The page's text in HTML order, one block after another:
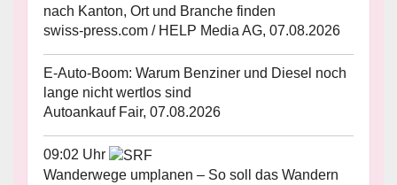
nach Kanton, Ort und Branche finden
swiss-press.com / HELP Media AG, 07.08.2026
E-Auto-Boom: Warum Benziner und Diesel noch
lange nicht wertlos sind
Autoankauf Fair, 07.08.2026
09:02 Uhr
Wanderwege umplanen – So soll das Wandern